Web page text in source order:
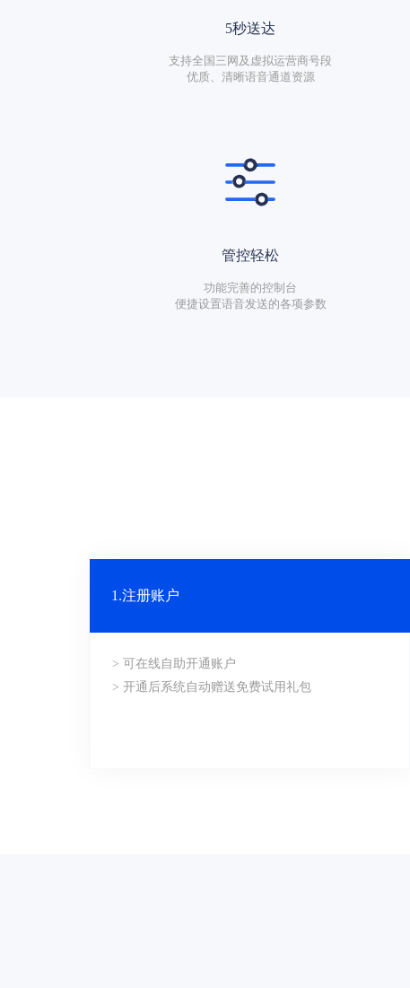
5秒送达
支持全国三网及虚拟运营商号段
优质、清晰语音通道资源
管控轻松
功能完善的控制台
便捷设置语音发送的各项参数
1.注册账户
> 可在线自助开通账户
> 开通后系统自动赠送免费试用礼包